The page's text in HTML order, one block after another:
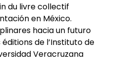
du livre collectif
en México.
hacia un futuro
de l’Instituto de
Veracruzana